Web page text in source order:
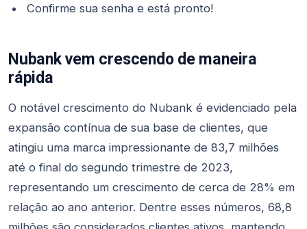
Confirme sua senha e está pronto!
Nubank vem crescendo de maneira
rápida
O notável crescimento do Nubank é evidenciado pela
expansão contínua de sua base de clientes, que
atingiu uma marca impressionante de 83,7 milhões
até o final do segundo trimestre de 2023,
representando um crescimento de cerca de 28% em
relação ao ano anterior. Dentre esses números, 68,8